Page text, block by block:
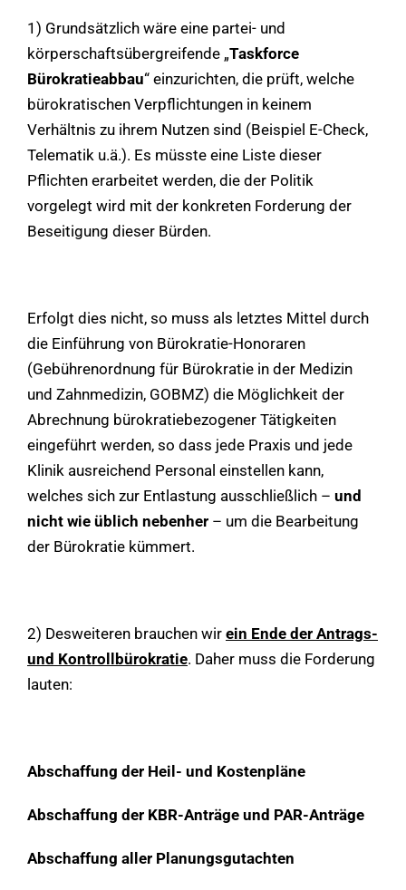
1) Grundsätzlich wäre eine partei- und
körperschaftsübergreifende „Taskforce
Bürokratieabbau“ einzurichten, die prüft, welche
bürokratischen Verpflichtungen in keinem
Verhältnis zu ihrem Nutzen sind (Beispiel E-Check,
Telematik u.ä.). Es müsste eine Liste dieser
Pflichten erarbeitet werden, die der Politik
vorgelegt wird mit der konkreten Forderung der
Beseitigung dieser Bürden.
Erfolgt dies nicht, so muss als letztes Mittel durch
die Einführung von Bürokratie-Honoraren
(Gebührenordnung für Bürokratie in der Medizin
und Zahnmedizin, GOBMZ) die Möglichkeit der
Abrechnung bürokratiebezogener Tätigkeiten
eingeführt werden, so dass jede Praxis und jede
Klinik ausreichend Personal einstellen kann,
welches sich zur Entlastung ausschließlich – und
nicht wie üblich nebenher – um die Bearbeitung
der Bürokratie kümmert.
2) Desweiteren brauchen wir ein Ende der Antrags-
und Kontrollbürokratie. Daher muss die Forderung
lauten:
Abschaffung der Heil- und Kostenpläne
Abschaffung der KBR-Anträge und PAR-Anträge
Abschaffung aller Planungsgutachten